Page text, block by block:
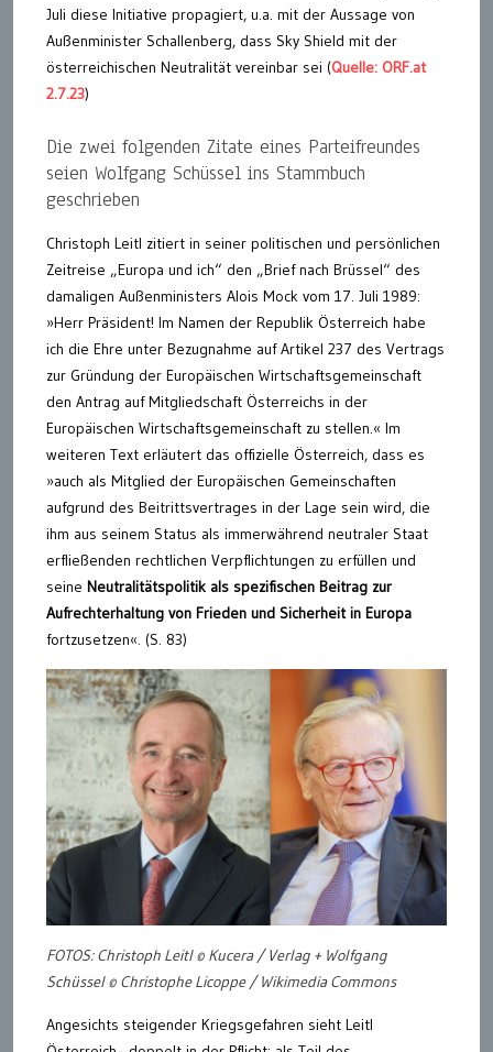
Juli diese Initiative propagiert, u.a. mit der Aussage von
Außenminister Schallenberg, dass Sky Shield mit der
österreichischen Neutralität vereinbar sei (Quelle: ORF.at
2.7.23)
Die zwei folgenden Zitate eines Parteifreundes
seien Wolfgang Schüssel ins Stammbuch
geschrieben
Christoph Leitl zitiert in seiner politischen und persönlichen
Zeitreise „Europa und ich“ den „Brief nach Brüssel“ des
damaligen Außenministers Alois Mock vom 17. Juli 1989:
»Herr Präsident! Im Namen der Republik Österreich habe
ich die Ehre unter Bezugnahme auf Artikel 237 des Vertrags
zur Gründung der Europäischen Wirtschaftsgemeinschaft
den Antrag auf Mitgliedschaft Österreichs in der
Europäischen Wirtschaftsgemeinschaft zu stellen.« Im
weiteren Text erläutert das offizielle Österreich, dass es
»auch als Mitglied der Europäischen Gemeinschaften
aufgrund des Beitrittsvertrages in der Lage sein wird, die
ihm aus seinem Status als immerwährend neutraler Staat
erfließenden rechtlichen Verpflichtungen zu erfüllen und
seine Neutralitätspolitik als spezifischen Beitrag zur
Aufrechterhaltung von Frieden und Sicherheit in Europa
fortzusetzen«. (S. 83)
FOTOS: Christoph Leitl © Kucera / Verlag + Wolfgang
Schüssel © Christophe Licoppe / Wikimedia Commons
Angesichts steigender Kriegsgefahren sieht Leitl